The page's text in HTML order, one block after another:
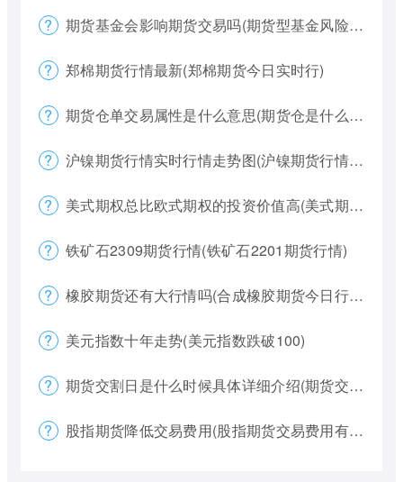
期货基金会影响期货交易吗(期货型基金风险大吗)
郑棉期货行情最新(郑棉期货今日实时行)
期货仓单交易属性是什么意思(期货仓是什么意思)
沪镍期货行情实时行情走势图(沪镍期货行情价格)
美式期权总比欧式期权的投资价值高(美式期权和欧式期权哪个风险更大)
铁矿石2309期货行情(铁矿石2201期货行情)
橡胶期货还有大行情吗(合成橡胶期货今日行情)
美元指数十年走势(美元指数跌破100)
期货交割日是什么时候具体详细介绍(期货交割日一般是涨还是跌)
股指期货降低交易费用(股指期货交易费用有哪些)